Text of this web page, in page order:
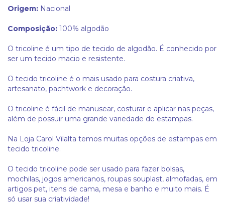
Origem: Nacional
Composição: 100% algodão
O tricoline é um tipo de tecido de algodão. É conhecido por
ser um tecido macio e resistente.
O tecido tricoline é o mais usado para costura criativa,
artesanato, pachtwork e decoração.
O tricoline é fácil de manusear, costurar e aplicar nas peças,
além de possuir uma grande variedade de estampas.
Na Loja Carol Vilalta temos muitas opções de estampas em
tecido tricoline.
O tecido tricoline pode ser usado para fazer bolsas,
mochilas, jogos americanos, roupas souplast, almofadas, em
artigos pet, itens de cama, mesa e banho e muito mais. É
só usar sua criatividade!